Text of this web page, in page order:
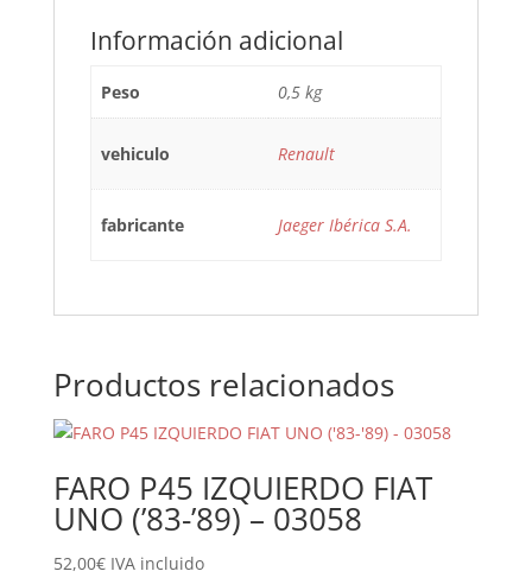
Información adicional
Peso 0,5 kg
vehiculo Renault
fabricante Jaeger Ibérica S.A.
Productos relacionados
FARO P45 IZQUIERDO FIAT
UNO (’83-’89) – 03058
52,00€ IVA incluido